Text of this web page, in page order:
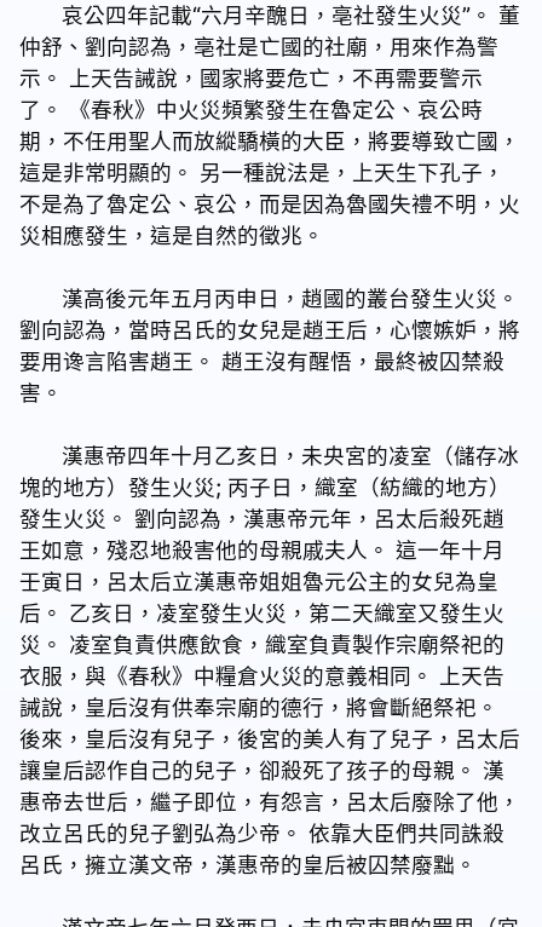
哀公四年記載“六月辛醜日，亳社發生火災”。 董
仲舒、劉向認為，亳社是亡國的社廟，用來作為警
示。 上天告誡說，國家將要危亡，不再需要警示
了。 《春秋》中火災頻繁發生在魯定公、哀公時
期，不任用聖人而放縱驕橫的大臣，將要導致亡國，
這是非常明顯的。 另一種說法是，上天生下孔子，
不是為了魯定公、哀公，而是因為魯國失禮不明，火
災相應發生，這是自然的徵兆。
漢高後元年五月丙申日，趙國的叢台發生火災。
劉向認為，當時呂氏的女兒是趙王后，心懷嫉妒，將
要用谗言陷害趙王。 趙王沒有醒悟，最終被囚禁殺
害。
漢惠帝四年十月乙亥日，未央宮的凌室（儲存冰
塊的地方）發生火災; 丙子日，織室（紡織的地方）
發生火災。 劉向認為，漢惠帝元年，呂太后殺死趙
王如意，殘忍地殺害他的母親戚夫人。 這一年十月
壬寅日，呂太后立漢惠帝姐姐魯元公主的女兒為皇
后。 乙亥日，凌室發生火災，第二天織室又發生火
災。 凌室負責供應飲食，織室負責製作宗廟祭祀的
衣服，與《春秋》中糧倉火災的意義相同。 上天告
誡說，皇后沒有供奉宗廟的德行，將會斷絕祭祀。
後來，皇后沒有兒子，後宮的美人有了兒子，呂太后
讓皇后認作自己的兒子，卻殺死了孩子的母親。 漢
惠帝去世后，繼子即位，有怨言，呂太后廢除了他，
改立呂氏的兒子劉弘為少帝。 依靠大臣們共同誅殺
呂氏，擁立漢文帝，漢惠帝的皇后被囚禁廢黜。